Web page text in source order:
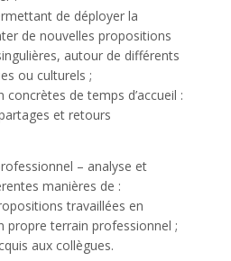
de déployer la
de nouvelles propositions
autour de différents
ou culturels ;
de temps d’accueil :
et retours
– analyse et
manières de :
travaillées en
propre terrain professionnel ;
aux collègues.